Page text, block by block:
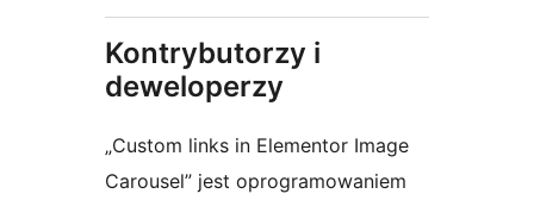
Kontrybutorzy i
deweloperzy
„Custom links in Elementor Image
Carousel” jest oprogramowaniem